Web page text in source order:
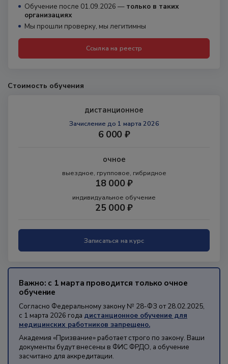
Обучение после 01.09.2026 — только в таких
организациях
Мы прошли проверку, мы легитимны
Ссылка на реестр
Стоимость обучения
дистанционное
Зачисление до 1 марта 2026
6 000 ₽
очное
выездное, групповое, гибридное
18 000 ₽
индивидуальное обучение
25 000 ₽
Записаться на курс
Важно: с 1 марта проводится только очное
обучение
Согласно Федеральному закону № 28-ФЗ от 28.02.2025,
с 1 марта 2026 года дистанционное обучение для
медицинских работников запрещено.
Академия «Призвание» работает строго по закону. Ваши
документы будут внесены в ФИС ФРДО, а обучение
засчитано для аккредитации.